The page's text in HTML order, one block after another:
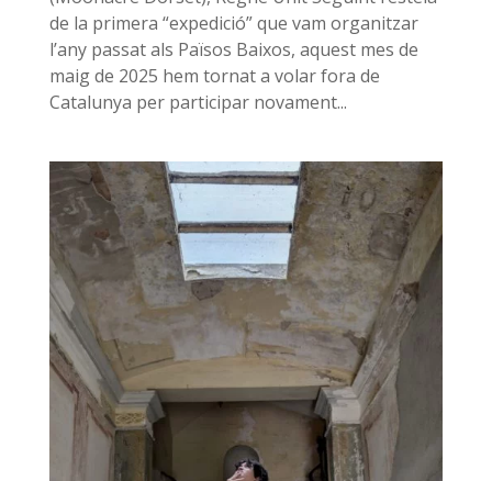
de la primera “expedició” que vam organitzar
l’any passat als Països Baixos, aquest mes de
maig de 2025 hem tornat a volar fora de
Catalunya per participar novament...